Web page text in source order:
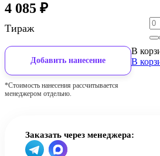
4 085 ₽
Тираж
Добавить нанесение
*Стоимость нанесения рассчитывается
менеджером отдельно.
В
В
Заказать через менеджера: